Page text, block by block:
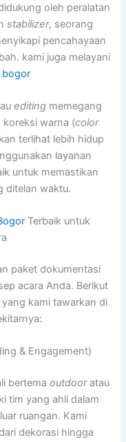
oleh peralatan
stabilizer, seorang
pencahayaan
kami juga melayani
bogor
editing memegang
koreksi warna (color
terlihat lebih hidup
layanan
untuk memastikan
ditelan waktu.
Terbaik untuk
paket dokumentasi
acara Anda. Berikut
kami tawarkan di
& Engagement)
bertema outdooratau
tim yang ahli dalam
ruangan. Kami
dekorasi hingga